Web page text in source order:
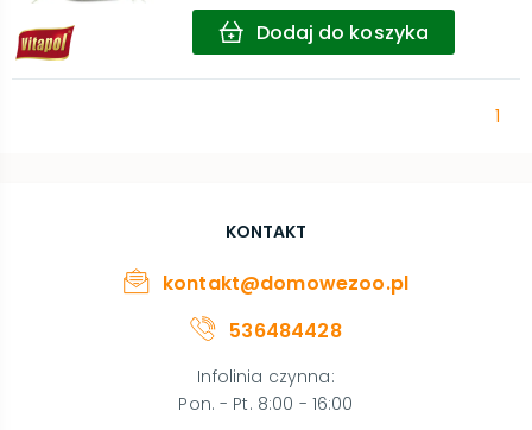
Dodaj do koszyka
1
KONTAKT
kontakt@domowezoo.pl
536484428
Infolinia czynna:
Pon. - Pt. 8:00 - 16:00